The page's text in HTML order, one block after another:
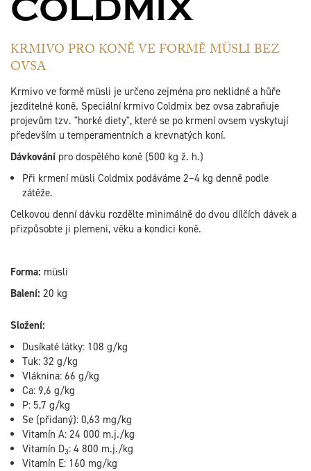
COLDMIX
KRMIVO PRO KONĚ VE FORMĚ MÜSLI BEZ
OVSA
Krmivo ve formě müsli je určeno zejména pro neklidné a hůře
jezditelné koně. Speciální krmivo Coldmix bez ovsa zabraňuje
projevům tzv. "horké diety", které se po krmení ovsem vyskytují
především u temperamentních a krevnatých koní.
Dávkování pro dospělého koně (500 kg ž. h.)
Při krmení müsli Coldmix podáváme 2–4 kg denně podle
zátěže.
Celkovou denní dávku rozdělte minimálně do dvou dílčích dávek a
přizpůsobte ji plemeni, věku a kondici koně.
Forma: müsli
Balení: 20 kg
Složení:
Dusíkaté látky: 108 g/kg
Tuk: 32 g/kg
Vláknina: 66 g/kg
Ca: 9,6 g/kg
P: 5,7 g/kg
Se (přidaný): 0,63 mg/kg
Vitamín A: 24 000 m.j./kg
Vitamín D3: 4 800 m.j./kg
Vitamín E: 160 mg/kg